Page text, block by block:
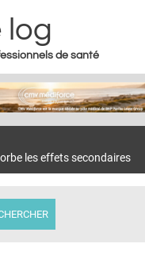
log
de santé
les effets secondaires